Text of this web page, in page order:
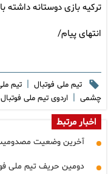
ترکیه بازی دوستانه داشته
انتهای پیام/
تیم ملی فوتبال | تیم
چشمی | اردوی تیم ملی فوتبال
اخبار مرتبط
آخرین وضعیت
دومین حریف تیم ملی